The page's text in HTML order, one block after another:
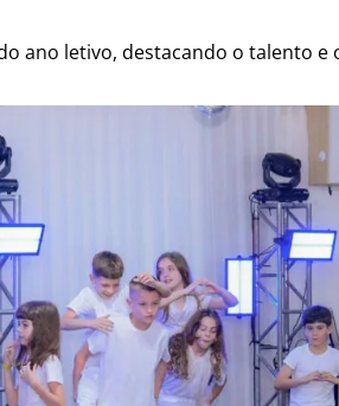
ano letivo, destacando o talento e